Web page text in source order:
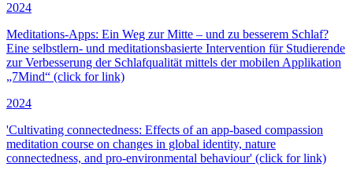
2024
Meditations-Apps: Ein Weg zur Mitte – und zu besserem Schlaf?
Eine selbstlern- und meditationsbasierte Intervention für Studierende
zur Verbesserung der Schlafqualität mittels der mobilen Applikation
„7Mind“ (click for link)
2024
'Cultivating connectedness: Effects of an app-based compassion
meditation course on changes in global identity, nature
connectedness, and pro-environmental behaviour' (click for link)